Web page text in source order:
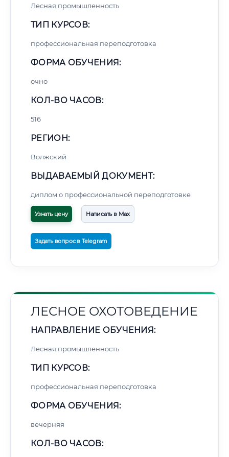
Лесная промышленность
ТИП КУРСОВ:
профессиональная переподготовка
ФОРМА ОБУЧЕНИЯ:
очно
КОЛ-ВО ЧАСОВ:
516
РЕГИОН:
Волжский
ВЫДАВАЕМЫЙ ДОКУМЕНТ:
диплом о профессиональной переподготовке
Узнать цену Написать в Max
Задать вопрос в Telegram
ЛЕСНОЕ ОХОТОВЕДЕНИЕ
НАПРАВЛЕНИЕ ОБУЧЕНИЯ:
Лесная промышленность
ТИП КУРСОВ:
профессиональная переподготовка
ФОРМА ОБУЧЕНИЯ:
вечерняя
КОЛ-ВО ЧАСОВ: